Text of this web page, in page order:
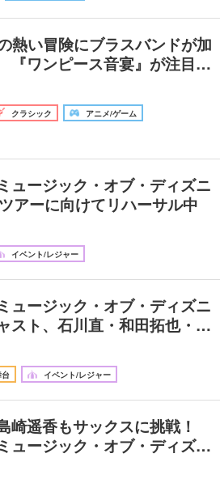
熱い冒険にブラスバンドが加
ワンピース音宴』が注目…
クラシック
アニメ/ゲーム
ュージック・オブ・ディズニ
アーに向けてリハーサル中
イベント/レジャー
ュージック・オブ・ディズニ
スト、石川直・和田拓也・…
イベント/レジャー
崎遥香もサックスに挑戦！
ュージック・オブ・ディズ…